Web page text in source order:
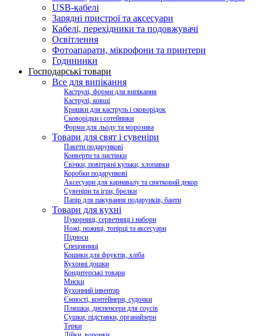
USB-кабелі
Зарядні пристрої та аксесуари
Кабелі, перехідники та подовжувачі
Освітлення
Фотоапарати, мікрофони та принтери
Годинники
Господарські товари
Все для випікання
Каструлі, форми для випікання
Каструлі, ковші
Кришки для каструль і сковорідок
Сковорідки і сотейники
Форми для льоду та морозива
Товари для свят і сувеніри
Пакети подарункові
Конверти та листівки
Свічки, повітряні кульки, хлопавки
Коробки подарункові
Аксесуари для карнавалу та святковий декор
Сувеніри та ігри, брелки
Папір для пакування подарунків, банти
Товари для кухні
Цукорниці, серветниці і набори
Ножі, ножиці, топірці та аксесуари
Підноси
Спецовниці
Кошики для фруктів, хліба
Кухонні дошки
Кондитерські товари
Миски
Кухонний інвентар
Ємності, контейнери, судочки
Пляшки, диспенсери для соусів
Сушки, підставки, органайзери
Терки